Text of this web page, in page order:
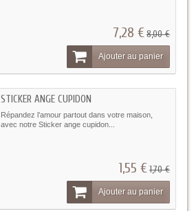
7,28 €8,00 €
Ajouter au panier
STICKER ANGE CUPIDON
Répandez l’amour partout dans votre maison,
avec notre Sticker ange cupidon...
1,55 €1,70 €
Ajouter au panier